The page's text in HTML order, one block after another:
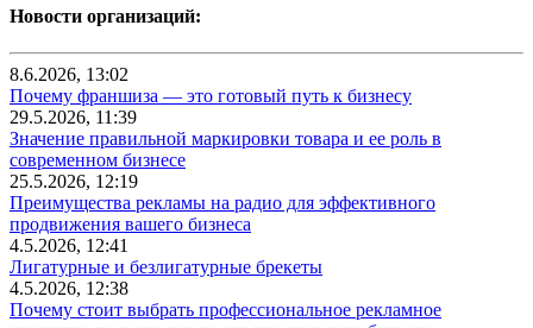
Новости организаций:
8.6.2026, 13:02
Почему франшиза — это готовый путь к бизнесу
29.5.2026, 11:39
Значение правильной маркировки товара и ее роль в
современном бизнесе
25.5.2026, 12:19
Преимущества рекламы на радио для эффективного
продвижения вашего бизнеса
4.5.2026, 12:41
Лигатурные и безлигатурные брекеты
4.5.2026, 12:38
Почему стоит выбрать профессиональное рекламное